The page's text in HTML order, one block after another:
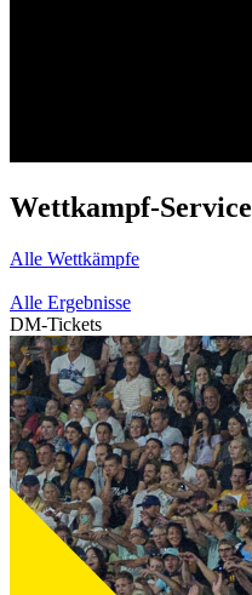
Wettkampf-Service
Alle Wettkämpfe
Alle Ergebnisse
DM-Tickets